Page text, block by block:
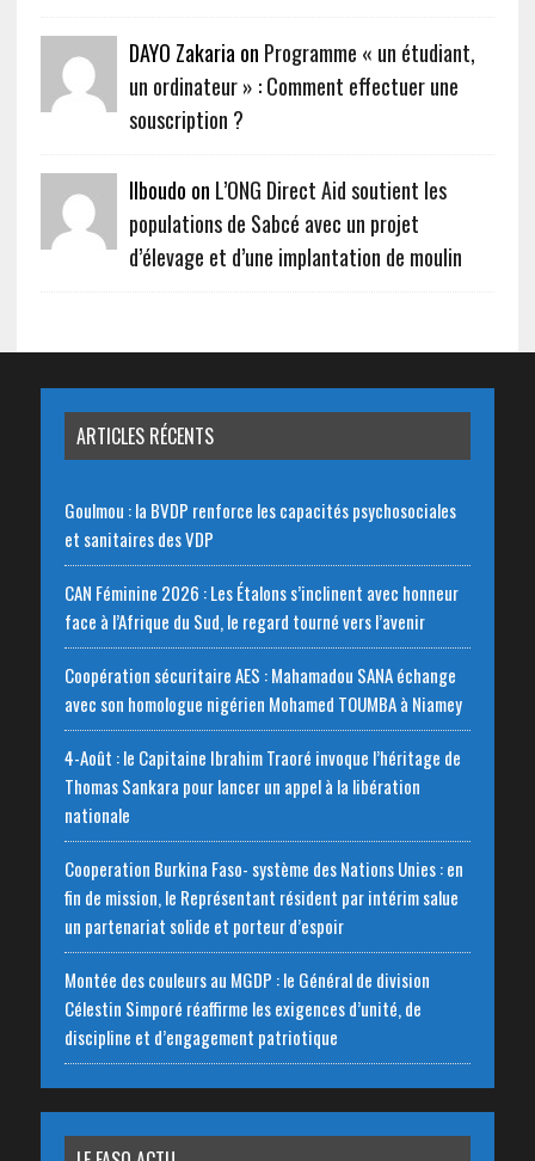
DAYO Zakaria on Programme « un étudiant,
un ordinateur » : Comment effectuer une
souscription ?
Ilboudo on L’ONG Direct Aid soutient les
populations de Sabcé avec un projet
d’élevage et d’une implantation de moulin
ARTICLES RÉCENTS
Goulmou : la BVDP renforce les capacités psychosociales
et sanitaires des VDP
CAN Féminine 2026 : Les Étalons s’inclinent avec honneur
face à l’Afrique du Sud, le regard tourné vers l’avenir
Coopération sécuritaire AES : Mahamadou SANA échange
avec son homologue nigérien Mohamed TOUMBA à Niamey
4-Août : le Capitaine Ibrahim Traoré invoque l’héritage de
Thomas Sankara pour lancer un appel à la libération
nationale
‎Cooperation Burkina Faso- système des Nations Unies : en
fin de mission, le Représentant résident par intérim salue
un partenariat solide et porteur d’espoir
Montée des couleurs au MGDP : le Général de division
Célestin Simporé réaffirme les exigences d’unité, de
discipline et d’engagement patriotique